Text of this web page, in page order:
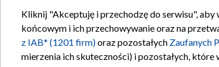
Kliknij "Akceptuję i przechodzę do serwisu",
końcowym i ich przechowywanie oraz na
z IAB* (1201 firm)oraz pozostałych Zaufanych
mierzenia ich skuteczności) i pozostałych,